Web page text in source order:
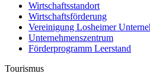
Wirtschaftsstandort
Wirtschaftsförderung
Vereinigung Losheimer
Unternehmenszentrum
Förderprogramm Leerstand
Tourismus